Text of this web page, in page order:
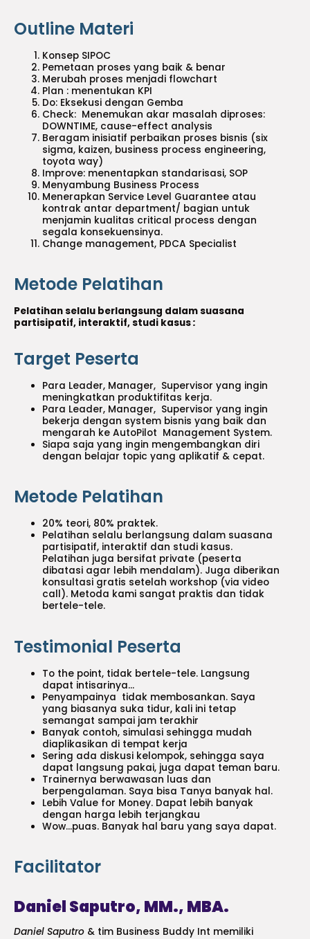
Outline Materi
Konsep SIPOC
Pemetaan proses yang baik & benar
Merubah proses menjadi flowchart
Plan : menentukan KPI
Do: Eksekusi dengan Gemba
Check: Menemukan akar masalah diproses:
DOWNTIME, cause-effect analysis
Beragam inisiatif perbaikan proses bisnis (six
sigma, kaizen, business process engineering,
toyota way)
Improve: menentapkan standarisasi, SOP
Menyambung Business Process
Menerapkan Service Level Guarantee atau
kontrak antar department/ bagian untuk
menjamin kualitas critical process dengan
segala konsekuensinya.
Change management, PDCA Specialist
Metode Pelatihan
Pelatihan selalu berlangsung dalam suasana
partisipatif, interaktif, studi kasus:
Target Peserta
Para Leader, Manager, Supervisor yang ingin
meningkatkan produktifitas kerja.
Para Leader, Manager, Supervisor yang ingin
bekerja dengan system bisnis yang baik dan
mengarah ke AutoPilot Management System.
Siapa saja yang ingin mengembangkan diri
dengan belajar topic yang aplikatif & cepat.
Metode Pelatihan
20% teori, 80% praktek.
Pelatihan selalu berlangsung dalam suasana
partisipatif, interaktif dan studi kasus.
Pelatihan juga bersifat private (peserta
dibatasi agar lebih mendalam). Juga diberikan
konsultasi gratis setelah workshop (via video
call). Metoda kami sangat praktis dan tidak
bertele-tele.
Testimonial Peserta
To the point, tidak bertele-tele. Langsung
dapat intisarinya…
Penyampainya tidak membosankan. Saya
yang biasanya suka tidur, kali ini tetap
semangat sampai jam terakhir
Banyak contoh, simulasi sehingga mudah
diaplikasikan di tempat kerja
Sering ada diskusi kelompok, sehingga saya
dapat langsung pakai, juga dapat teman baru.
Trainernya berwawasan luas dan
berpengalaman. Saya bisa Tanya banyak hal.
Lebih Value for Money. Dapat lebih banyak
dengan harga lebih terjangkau
Wow…puas. Banyak hal baru yang saya dapat.
Facilitator
Daniel Saputro, MM., MBA.
Daniel Saputro & tim Business Buddy Int memiliki